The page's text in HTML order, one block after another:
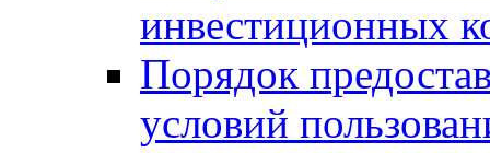
инвестиционных
Порядок
условий